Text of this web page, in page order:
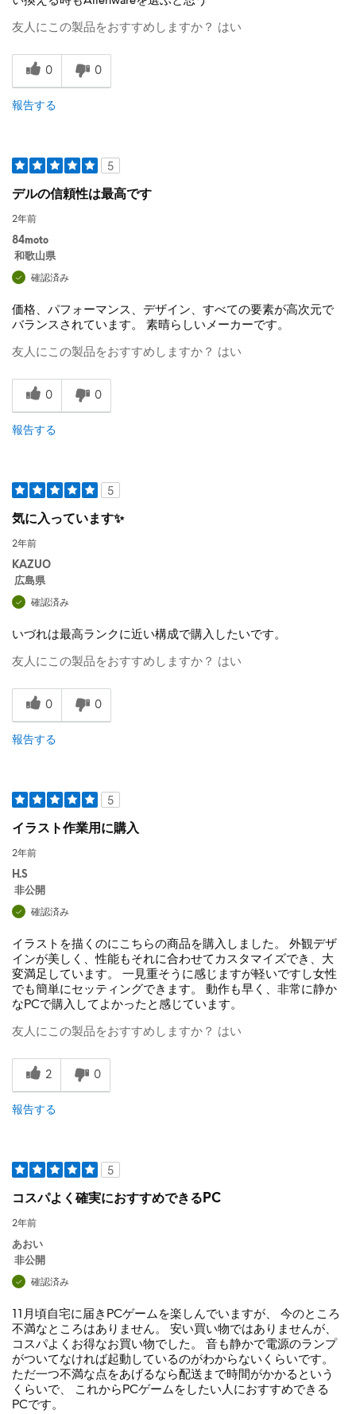
友人にこの製品をおすすめしますか？ はい
0 0
報告する
5
デルの信頼性は最高です
2年前
84moto
和歌山県
確認済み
価格、パフォーマンス、デザイン、すべての要素が高次元で
バランスされています。 素晴らしいメーカーです。
友人にこの製品をおすすめしますか？ はい
0 0
報告する
5
気に入っています✨
2年前
KAZUO
広島県
確認済み
いづれは最高ランクに近い構成で購入したいです。
友人にこの製品をおすすめしますか？ はい
0 0
報告する
5
イラスト作業用に購入
2年前
H.S
非公開
確認済み
イラストを描くのにこちらの商品を購入しました。 外観デザ
インが美しく、性能もそれに合わせてカスタマイズでき、大
変満足しています。 一見重そうに感じますが軽いですし女性
でも簡単にセッティングできます。 動作も早く、非常に静か
なPCで購入してよかったと感じています。
友人にこの製品をおすすめしますか？ はい
2 0
報告する
5
コスパよく確実におすすめできるPC
2年前
あおい
非公開
確認済み
11月頃自宅に届きPCゲームを楽しんでいますが、 今のところ
不満なところはありません。 安い買い物ではありませんが、
コスパよくお得なお買い物でした。 音も静かで電源のランプ
がついてなければ起動しているのがわからないくらいです。
ただ一つ不満な点をあげるなら配送まで時間がかかるという
くらいで、 これからPCゲームをしたい人におすすめできる
PCです。